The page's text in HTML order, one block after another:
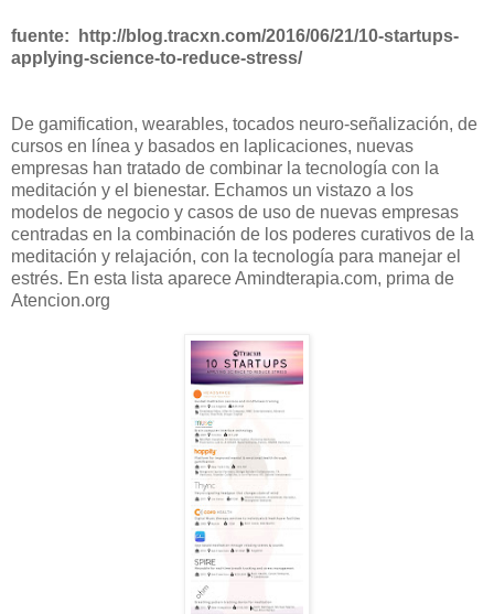
fuente: http://blog.tracxn.com/2016/06/21/10-startups-
applying-science-to-reduce-stress/
De gamification, wearables, tocados neuro-señalización, de
cursos en línea y basados ​​en laplicaciones, nuevas
empresas han tratado de combinar la tecnología con la
meditación y el bienestar. Echamos un vistazo a los
modelos de negocio y casos de uso de nuevas empresas
centradas en la combinación de los poderes curativos de la
meditación y relajación, con la tecnología para manejar el
estrés. En esta lista aparece Amindterapia.com, prima de
Atencion.org